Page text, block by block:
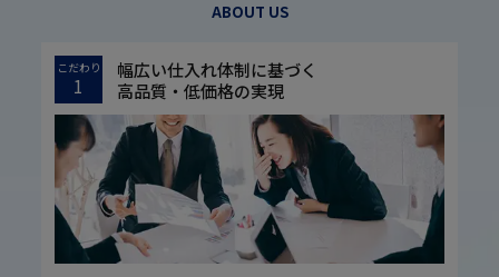
ABOUT US
こだわり
1
幅広い仕入れ体制に基づく
高品質・低価格の実現